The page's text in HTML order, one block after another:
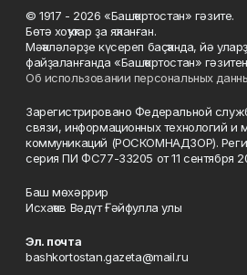
© 1917 - 2026 «Башҡортостан» гәзите.
Бөтә хоҡуҡтар ҙа яҡланған.
Мәҡәләләрҙе күсереп баҫҡанда, йә
файҙаланғанда «Башҡортостан»
Об использовании персональных
Зарегистрировано Федеральной
связи, информационных технологий и
коммуникаций (РОСКОМНАДЗОР).
серия ПИ ФС77-33205 от 11 сентября
Баш мөхәррир
Исхаҡов Вәдүт Ғәйфулла улы
Эл. почта
bashkortostan.gazeta@mail.ru